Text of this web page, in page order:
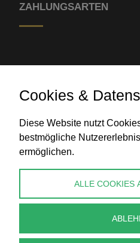
ZAHLUNGSARTEN
Banküberweisung
info@perlenpresse.de
Vertrag widerrufen
Cookies &
Diese Website nutzt
bestmögliche
ermöglichen.
ALLE COOKIES